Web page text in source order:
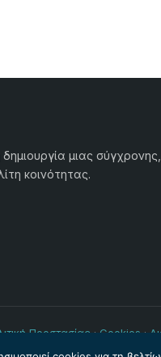
μιας σύγχρονης,
κοινότητας.
Προστασίας·Cookies·